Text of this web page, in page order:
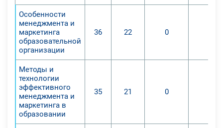
Особенности
менеджмента и
маркетинга
образовательной
организации
36 22 0
Методы и
технологии
эффективного
менеджмента и
маркетинга в
образовании
35 21 0